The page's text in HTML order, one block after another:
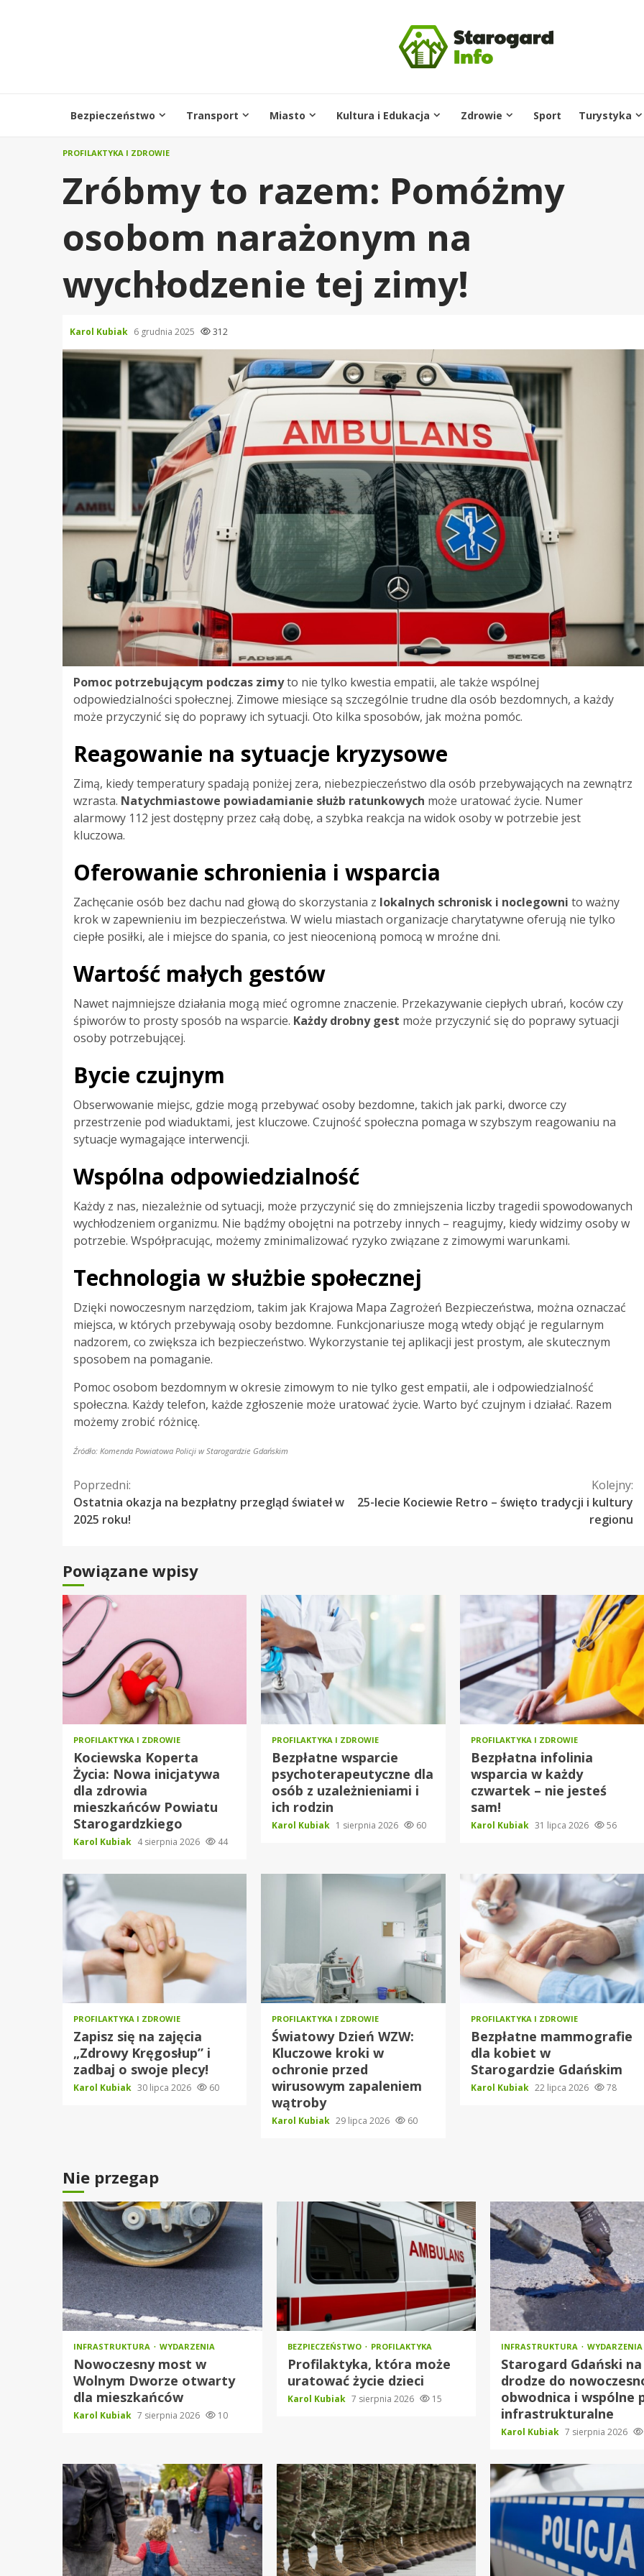
Bezpieczeństwo Transport Miasto Kultura i Edukacja Zdrowie Sport Turystyka
PROFILAKTYKA I ZDROWIE
Zróbmy to razem: Pomóżmy
osobom narażonym na
wychłodzenie tej zimy!
Karol Kubiak 6 grudnia 2025 312
Pomoc potrzebującym podczas zimyto nie tylko kwestia empatii, ale także wspólnej
odpowiedzialności społecznej. Zimowe miesiące są szczególnie trudne dla osób bezdomnych, a każdy
może przyczynić się do poprawy ich sytuacji. Oto kilka sposobów, jak można pomóc.
Reagowanie na sytuacje kryzysowe
Zimą, kiedy temperatury spadają poniżej zera, niebezpieczeństwo dla osób przebywających na zewnątrz
wzrasta. Natychmiastowe powiadamianie służb ratunkowych może uratować życie. Numer
alarmowy 112 jest dostępny przez całą dobę, a szybka reakcja na widok osoby w potrzebie jest
kluczowa.
Oferowanie schronienia i wsparcia
Zachęcanie osób bez dachu nad głową do skorzystania z lokalnych schronisk i noclegowni to ważny
krok w zapewnieniu im bezpieczeństwa. W wielu miastach organizacje charytatywne oferują nie tylko
ciepłe posiłki, ale i miejsce do spania, co jest nieocenioną pomocą w mroźne dni.
Wartość małych gestów
Nawet najmniejsze działania mogą mieć ogromne znaczenie. Przekazywanie ciepłych ubrań, koców czy
śpiworów to prosty sposób na wsparcie. Każdy drobny gest może przyczynić się do poprawy sytuacji
osoby potrzebującej.
Bycie czujnym
Obserwowanie miejsc, gdzie mogą przebywać osoby bezdomne, takich jak parki, dworce czy
przestrzenie pod wiaduktami, jest kluczowe. Czujność społeczna pomaga w szybszym reagowaniu na
sytuacje wymagające interwencji.
Wspólna odpowiedzialność
Każdy z nas, niezależnie od sytuacji, może przyczynić się do zmniejszenia liczby tragedii spowodowanych
wychłodzeniem organizmu. Nie bądźmy obojętni na potrzeby innych – reagujmy, kiedy widzimy osoby w
potrzebie. Współpracując, możemy zminimalizować ryzyko związane z zimowymi warunkami.
Technologia w służbie społecznej
Dzięki nowoczesnym narzędziom, takim jak Krajowa Mapa Zagrożeń Bezpieczeństwa, można oznaczać
miejsca, w których przebywają osoby bezdomne. Funkcjonariusze mogą wtedy objąć je regularnym
nadzorem, co zwiększa ich bezpieczeństwo. Wykorzystanie tej aplikacji jest prostym, ale skutecznym
sposobem na pomaganie.
Pomoc osobom bezdomnym w okresie zimowym to nie tylko gest empatii, ale i odpowiedzialność
społeczna. Każdy telefon, każde zgłoszenie może uratować życie. Warto być czujnym i działać. Razem
możemy zrobić różnicę.
Źródło: Komenda Powiatowa Policji w Starogardzie Gdańskim
Kontynuuj
czytanie
Poprzedni:
Ostatnia okazja na bezpłatny przegląd świateł w
2025 roku!
Kolejny:
25-lecie Kociewie Retro – święto tradycji i kultury
regionu
Powiązane wpisy
PROFILAKTYKA I ZDROWIE
Kociewska Koperta
Życia: Nowa inicjatywa
dla zdrowia
mieszkańców Powiatu
Starogardzkiego
Karol Kubiak 4 sierpnia 2026 44
PROFILAKTYKA I ZDROWIE
Bezpłatne wsparcie
psychoterapeutyczne dla
osób z uzależnieniami i
ich rodzin
Karol Kubiak 1 sierpnia 2026 60
PROFILAKTYKA I ZDROWIE
Bezpłatna infolinia
wsparcia w każdy
czwartek – nie jesteś
sam!
Karol Kubiak 31 lipca 2026 56
PROFILAKTYKA I ZDROWIE
Zapisz się na zajęcia
„Zdrowy Kręgosłup” i
zadbaj o swoje plecy!
Karol Kubiak 30 lipca 2026 60
PROFILAKTYKA I ZDROWIE
Światowy Dzień WZW:
Kluczowe kroki w
ochronie przed
wirusowym zapaleniem
wątroby
Karol Kubiak 29 lipca 2026 60
PROFILAKTYKA I ZDROWIE
Bezpłatne mammografie
dla kobiet w
Starogardzie Gdańskim
Karol Kubiak 22 lipca 2026 78
Nie przegap
INFRASTRUKTURA WYDARZENIA
Nowoczesny most w
Wolnym Dworze otwarty
dla mieszkańców
Karol Kubiak 7 sierpnia 2026 10
BEZPIECZEŃSTWO PROFILAKTYKA
Profilaktyka, która może
uratować życie dzieci
Karol Kubiak 7 sierpnia 2026 15
INFRASTRUKTURA WYDARZENIA
Starogard Gdański na
drodze do
obwodnica i wspólne
infrastrukturalne
Karol Kubiak 7 sierpnia 2026